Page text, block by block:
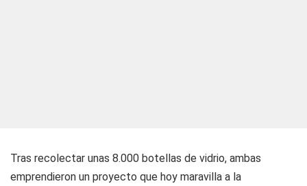
Tras recolectar unas 8.000 botellas de vidrio, ambas
emprendieron un proyecto que hoy maravilla a la